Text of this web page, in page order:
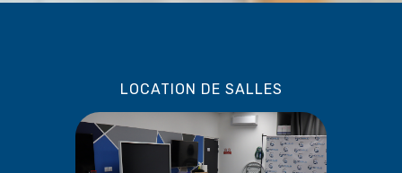
LOCATION DE SALLES